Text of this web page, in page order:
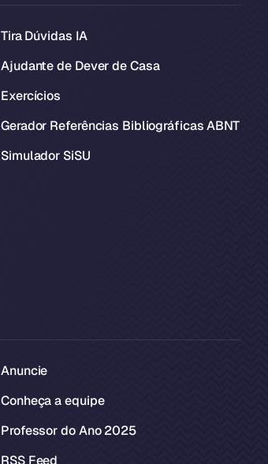
Tira Dúvidas IA
Ajudante de Dever de Casa
Exercícios
Gerador Referências Bibliográficas ABNT
Simulador SiSU
Anuncie
Conheça a equipe
Professor do Ano 2025
RSS Feed